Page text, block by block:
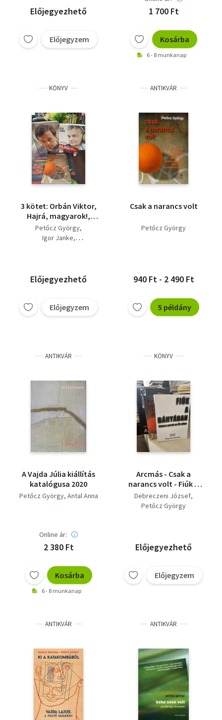
Előjegyezhető
Előjegyzem
1 700 Ft
Kosárba
6 - 8 munkanap
KÖNYV
3 kötet: Orbán Viktor,
Hajrá, magyarok!,
Csak a naracs volt
Petőcz György
Igor Janke
Előjegyezhető
Előjegyzem
ANTIKVÁR
Csak a narancs volt
Petőcz György
940 Ft - 2 490 Ft
5 példány
ANTIKVÁR
A Vajda Júlia kiállítás
katalógusa 2020
Petőcz György Antal Anna
Online ár:
2 380 Ft
Kosárba
6 - 8 munkanap
KÖNYV
Arcmás - Csak a
narancs volt - Fiúk a
bányában (Fidesz-
perek az ÉS ellen)
Debreczeni József
Petőcz György
Előjegyezhető
Előjegyzem
ANTIKVÁR ANTIKVÁR